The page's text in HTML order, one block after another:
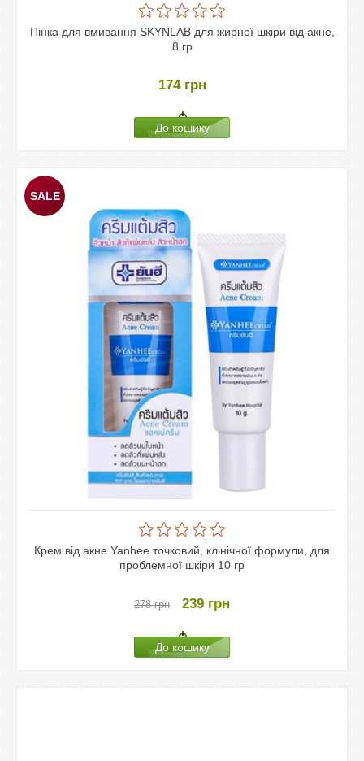
Пінка для вмивання SKYNLAB для жирної шкіри від акне,
8 гр
174 грн
Крем від акне Yanhee точковий, клінічної формули, для
проблемної шкіри 10 гр
278грн 239 грн